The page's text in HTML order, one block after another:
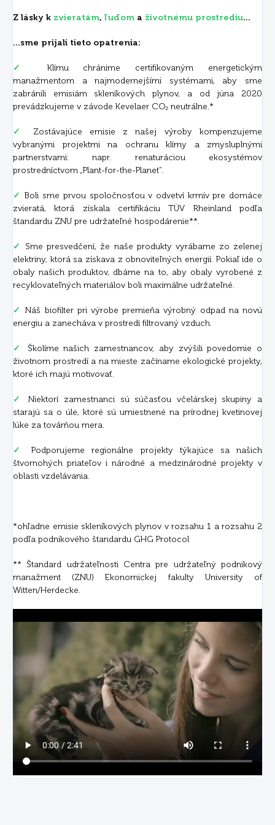
Z lásky k zvieratám, ľuďom a životnému prostrediu...
...sme prijali tieto opatrenia:
✓
Klímu chránime certifikovaným energetickým
manažmentom a najmodernejšími systémami, aby sme
zabránili emisiám skleníkových plynov, a od júna 2020
prevádzkujeme v závode Kevelaer CO₂ neutrálne.*
✓ Zostávajúce emisie z našej výroby kompenzujeme
vybranými projektmi na ochranu klímy a zmysluplnými
partnerstvami: napr. renaturáciou ekosystémov
prostredníctvom „Plant-for-the-Planet“.
✓ Boli sme prvou spoločnosťou v odvetví krmív pre domáce
zvieratá, ktorá získala certifikáciu TÜV Rheinland podľa
štandardu ZNU pre udržateľné hospodárenie**.
✓
Sme presvedčení, že naše produkty vyrábame zo zelenej
elektriny, ktorá sa získava z obnoviteľných energií. Pokiaľ ide o
obaly našich produktov, dbáme na to, aby obaly vyrobené z
recyklovateľných materiálov boli maximálne udržateľné.
✓ Náš biofilter pri výrobe premieňa výrobný odpad na novú
energiu a zanecháva v prostredí filtrovaný vzduch.
✓
Školíme našich zamestnancov, aby zvýšili povedomie o
životnom prostredí a na mieste začíname ekologické projekty,
ktoré ich majú motivovať.
✓
Niektorí zamestnanci sú súčasťou včelárskej skupiny a
starajú sa o úle, ktoré sú umiestnené na prírodnej kvetinovej
lúke za továrňou mera.
✓
Podporujeme regionálne projekty týkajúce sa našich
štvornohých priateľov i národné a medzinárodné projekty v
oblasti vzdelávania.
*ohľadne emisie skleníkových plynov v rozsahu 1 a rozsahu 2
podľa podnikového štandardu GHG Protocol
** Štandard udržateľnosti Centra pre udržateľný podnikový
manažment (ZNU) Ekonomickej fakulty University of
Witten/Herdecke.